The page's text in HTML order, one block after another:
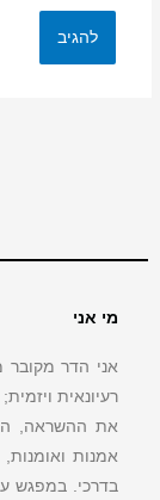
מי אני
אני הדר מקובר
רעיונאית
את ההשראה,
אמנות
בדרכי. במפגש